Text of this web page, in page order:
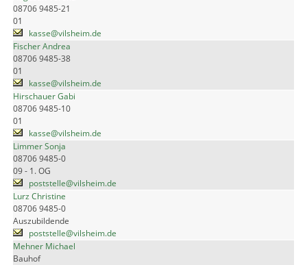
08706 9485-21
01
kasse@vilsheim.de
Fischer Andrea
08706 9485-38
01
kasse@vilsheim.de
Hirschauer Gabi
08706 9485-10
01
kasse@vilsheim.de
Limmer Sonja
08706 9485-0
09 - 1. OG
poststelle@vilsheim.de
Lurz Christine
08706 9485-0
Auszubildende
poststelle@vilsheim.de
Mehner Michael
Bauhof